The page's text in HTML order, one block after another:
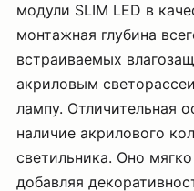
модули SLIM LED в
монтажная глубина
встраиваемых
акриловым
лампу. Отличительная
наличие акрилового
светильника. Оно
добавляя